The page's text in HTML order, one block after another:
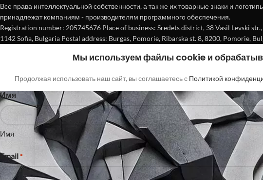
Все права интеллектуальной собственности, а так же их товарные знаки и
принадлежат компаниям - производителям программного обеспечения.
Registration number: 205745676 Place of business: Sredets district, 38 Vasil Levski str.,
1142 Sofia, Bulgaria Postal address: Burgas, Pomorie, Ribarska st. 8, 8200, Pomorie,
Мы используем файлы cookie и
Продолжая использовать наш сайт, вы соглашаетесь с Политикой
Покупка без регистрации
"обозначает обязательные поля
Имя
Имя
Email *